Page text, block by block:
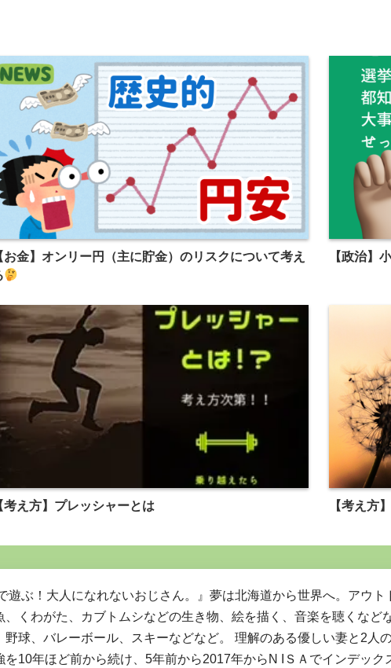
お金】オンリー円（主に貯金）のリスクについて考え
【政治】
考え方】プレッシャーとは 【考え方
遊ぶ！大人になれないおじさん。』夢は北海道から世界へ。アウ
くわがた、カブトムシなどの生き物、絵を描く、音楽を聴くなど
球、バレーボール、スキーなどなど。 理解のある優しい妻と2人
を10年ほど前から続け、5年前から2017年からN IＳＡでインデッ